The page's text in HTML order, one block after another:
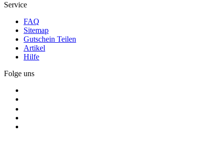
Service
FAQ
Sitemap
Gutschein Teilen
Artikel
Hilfe
Folge uns